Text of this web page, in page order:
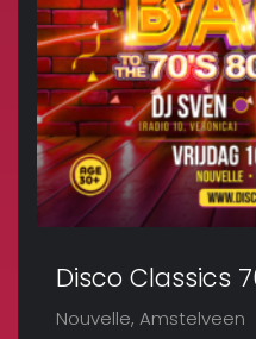
Disco Classics
Nouvelle, Amstelveen